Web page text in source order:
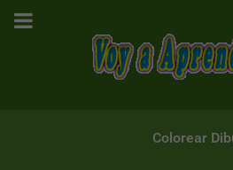
Colorear